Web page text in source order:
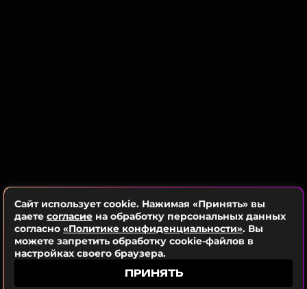
ФОТО: Instagram* Вали Карнавал (запрещенная в России
соцсеть; принадлежит компании Meta, признанной
Сайт использует cookie. Нажимая «Принять» вы
даете согласие на обработку персональных данных
согласно «Политике конфиденциальности». Вы
можете запретить обработку cookie-файлов в
настройках своего браузера.
ПРИНЯТЬ